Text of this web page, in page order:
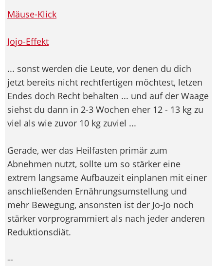
Mäuse-Klick
Jojo-Effekt
... sonst werden die Leute, vor denen du dich
jetzt bereits nicht rechtfertigen möchtest, letzen
Endes doch Recht behalten ... und auf der Waage
siehst du dann in 2-3 Wochen eher 12 - 13 kg zu
viel als wie zuvor 10 kg zuviel ...
Gerade, wer das Heilfasten primär zum
Abnehmen nutzt, sollte um so stärker eine
extrem langsame Aufbauzeit einplanen mit einer
anschließenden Ernährungsumstellung und
mehr Bewegung, ansonsten ist der Jo-Jo noch
stärker vorprogrammiert als nach jeder anderen
Reduktionsdiät.
--